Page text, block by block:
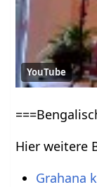
YouTube
Hier weitere
Grahana